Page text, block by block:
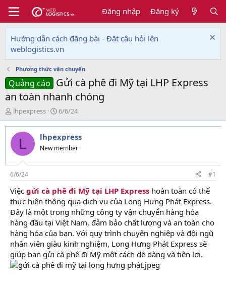
Đăng nhập Đăng ký
Hướng dẫn cách đăng bài - Đặt câu hỏi lên
weblogistics.vn
Phương thức vận chuyển
Quảng cáo Gửi cà phê đi Mỹ tại LHP Express
an toàn nhanh chóng
T
h
r
e
d
s
t
a
r
t
e
r
lhpexpress
N
g
à
y
g
i
6/6/24
L lhpexpress
New member
6/6/24 #1
Việc gửi cà phê đi Mỹ tại LHP Express hoàn toàn có thể
thực hiện thông qua dịch vụ của Long Hưng Phát Express.
Đây là một trong những công ty vận chuyển hàng hóa
hàng đầu tại Việt Nam, đảm bảo chất lượng và an toàn cho
hàng hóa của bạn. Với quy trình chuyên nghiệp và đội ngũ
nhân viên giàu kinh nghiệm, Long Hưng Phát Express sẽ
giúp bạn gửi cà phê đi Mỹ một cách dễ dàng và tiện lợi.